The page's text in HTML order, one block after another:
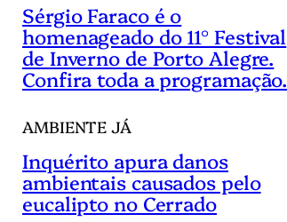
Sérgio Faraco é o
homenageado do 11° Festival
de Inverno de Porto Alegre.
Confira toda a programação.
AMBIENTE JÁ
Inquérito apura danos
ambientais causados pelo
eucalipto no Cerrado